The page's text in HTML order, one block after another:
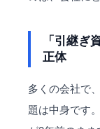
「引継ぎ
正体
多くの会社で
題は中身です